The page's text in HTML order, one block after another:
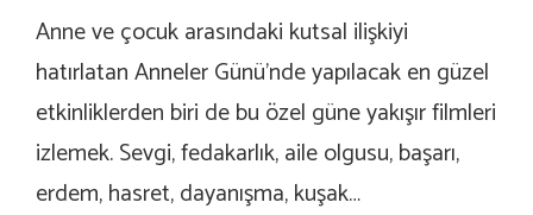
Anne ve çocuk arasındaki kutsal ilişkiyi
hatırlatan Anneler Günü’nde yapılacak en güzel
etkinliklerden biri de bu özel güne yakışır filmleri
izlemek. Sevgi, fedakarlık, aile olgusu, başarı,
erdem, hasret, dayanışma, kuşak…